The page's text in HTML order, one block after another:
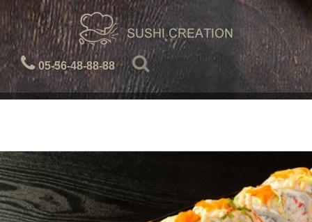
05-56-48-88-88